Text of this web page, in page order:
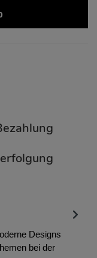
Designs
bei der